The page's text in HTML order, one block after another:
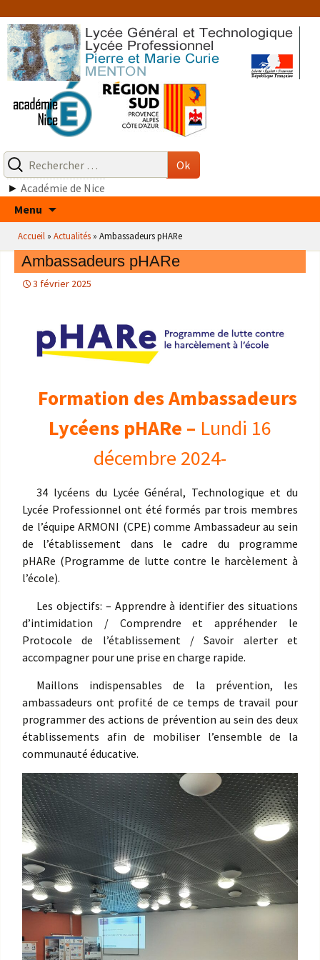
au
contenu
pour
:
Ok
► Académie de Nice
Menu
au
contenu
Accueil » Actualités » Ambassadeurs pHARe
Ambassadeurs pHARe
3 février 2025
Formation des Ambassadeurs
Lycéens pHARe – Lundi 16
décembre 2024-
34 lycéens du Lycée Général, Technologique et du
Lycée Professionnel ont été formés par trois membres
de l’équipe ARMONI (CPE) comme Ambassadeur au sein
de l’établissement dans le cadre du programme
pHARe (Programme de lutte contre le harcèlement à
l’école).
Les objectifs: – Apprendre à identifier des situations
d’intimidation / Comprendre et appréhender le
Protocole de l’établissement / Savoir alerter et
accompagner pour une prise en charge rapide.
Maillons indispensables de la prévention, les
ambassadeurs ont profité de ce temps de travail pour
programmer des actions de prévention au sein des deux
établissements afin de mobiliser l’ensemble de la
communauté éducative.